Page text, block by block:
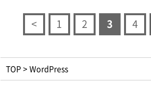
< 1 2 3 4
TOP > WordPress